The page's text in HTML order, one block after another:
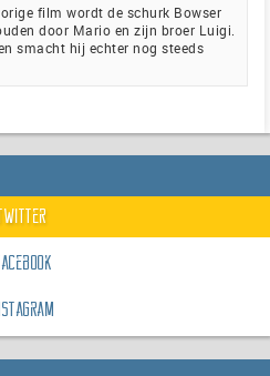
film wordt de schurk Bowser
door Mario en zijn broer Luigi.
smacht hij echter nog steeds
Twitter